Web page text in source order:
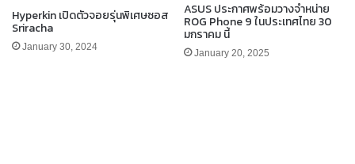
Hyperkin เปิดตัวจอยรุ่นพิเศษซอส
Sriracha
January 30, 2024
ASUS ประกาศพร้อมวางจำหน่าย
ROG Phone 9 ในประเทศไทย 30
มกราคม นี้
January 20, 2025